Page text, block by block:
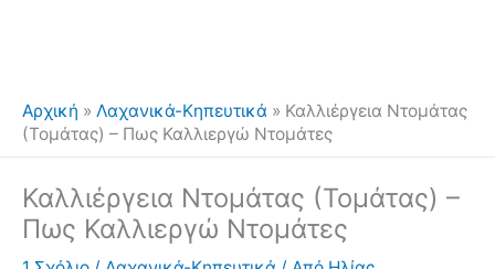
Αρχική » Λαχανικά-Κηπευτικά » Καλλιέργεια Ντομάτας
(Τομάτας) – Πως Καλλιεργώ Ντομάτες
Καλλιέργεια Ντομάτας (Τομάτας) –
Πως Καλλιεργώ Ντομάτες